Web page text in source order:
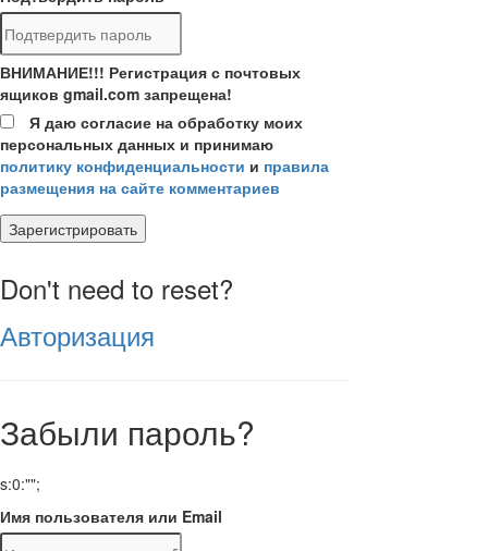
ВНИМАНИЕ!!! Регистрация с почтовых
ящиков gmail.com запрещена!
Я даю согласие на обработку моих
персональных данных и принимаю
политику конфиденциальности и правила
размещения на сайте комментариев
Зарегистрировать
Don't need to reset?
Авторизация
Забыли пароль?
s:0:"";
Имя пользователя или Email